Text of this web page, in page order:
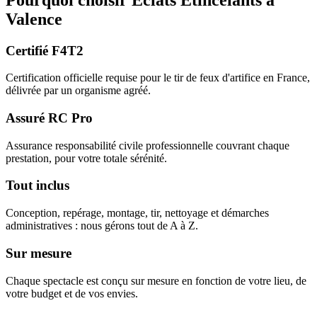
Valence
Certifié F4T2
Certification officielle requise pour le tir de feux d'artifice en France,
délivrée par un organisme agréé.
Assuré RC Pro
Assurance responsabilité civile professionnelle couvrant chaque
prestation, pour votre totale sérénité.
Tout inclus
Conception, repérage, montage, tir, nettoyage et démarches
administratives : nous gérons tout de A à Z.
Sur mesure
Chaque spectacle est conçu sur mesure en fonction de votre lieu, de
votre budget et de vos envies.